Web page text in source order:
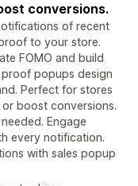
conversions.
of recent
to your store.
FOMO and build
popups design
Perfect for stores
boost conversions.
Engage
every notification.
with sales popup